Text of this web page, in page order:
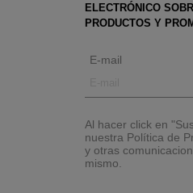
ELECTRÓNICO
PRODUCTOS Y
E-mail
Al hacer click en
nuestra Política de
y otras
mismo.